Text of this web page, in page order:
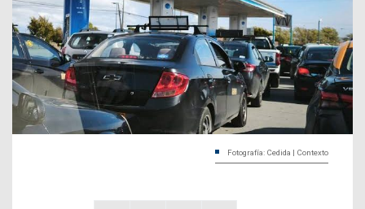
Fotografía: Cedida | Contexto